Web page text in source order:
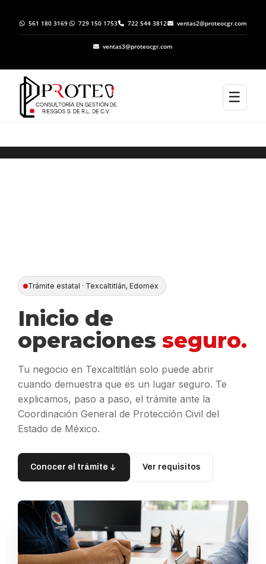
561 180 3169 729 150 1753 722 544 3812 ventas2@proteocgr.com
ventas3@proteocgr.com
☰
Trámite estatal · Texcaltitlán, Edomex
Inicio de
operaciones seguro.
Tu negocio en Texcaltitlán solo puede abrir
cuando demuestra que es un lugar seguro. Te
explicamos, paso a paso, el trámite ante la
Coordinación General de Protección Civil del
Estado de México.
Conocer el trámite Ver requisitos